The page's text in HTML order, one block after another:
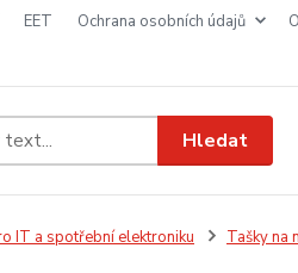
EET ochrana osobních údajů
Hledat
IT a spotřební elektroniku Tašky na